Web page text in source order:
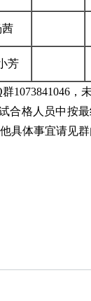
茜
芳
1073841046
合格人员中按
具体事宜请见群